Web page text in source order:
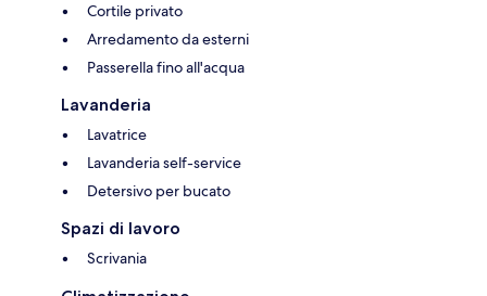
Cortile privato
Arredamento da esterni
Passerella fino all'acqua
Lavanderia
Lavatrice
Lavanderia self-service
Detersivo per bucato
Spazi di lavoro
Scrivania